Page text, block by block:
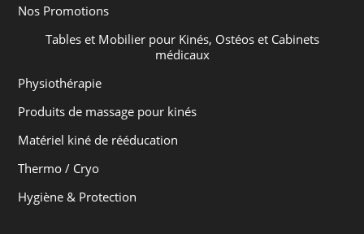
Nos Promotions
Tables et Mobilier pour Kinés, Ostéos et Cabinets
médicaux
Physiothérapie
Produits de massage pour kinés
Matériel kiné de rééducation
Thermo / Cryo
Hygiène & Protection